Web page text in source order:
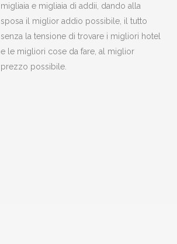
migliaia e migliaia di addii, dando alla
sposa il miglior addio possibile, il tutto
senza la tensione di trovare i migliori hotel
e le migliori cose da fare, al miglior
prezzo possibile.